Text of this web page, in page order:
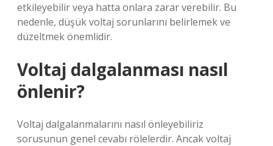
etkileyebilir veya hatta onlara zarar verebilir. Bu
nedenle, düşük voltaj sorunlarını belirlemek ve
düzeltmek önemlidir.
Voltaj dalgalanması nasıl
önlenir?
Voltaj dalgalanmalarını nasıl önleyebiliriz
sorusunun genel cevabı rölelerdir. Ancak voltaj